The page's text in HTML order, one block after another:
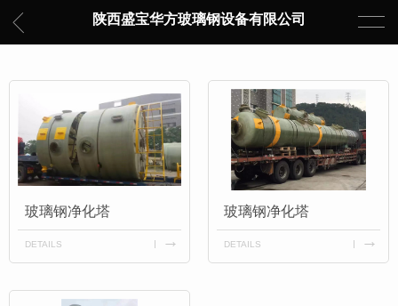
陕西盛宝华方玻璃钢设备有限公司
玻璃钢净化塔
DETAILS
玻璃钢净化塔
DETAILS